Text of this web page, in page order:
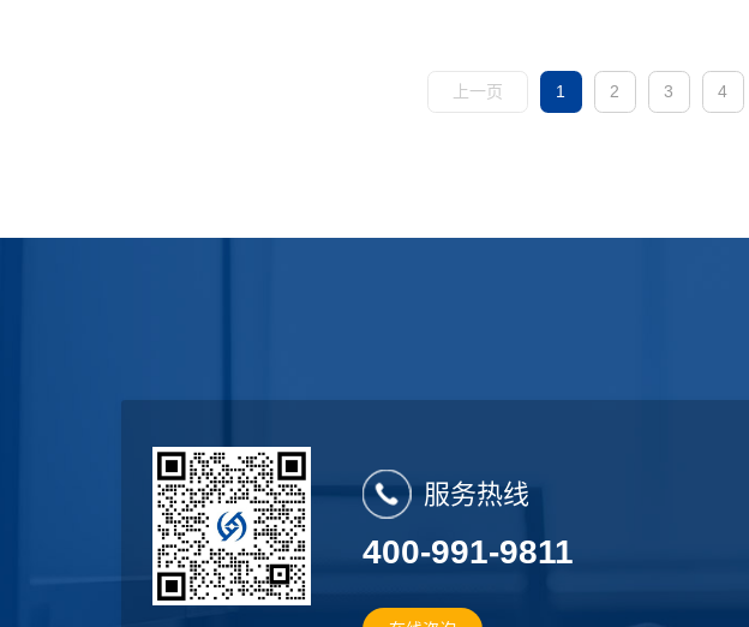
上一页 1 2 3 4
服务热线
400-991-9811